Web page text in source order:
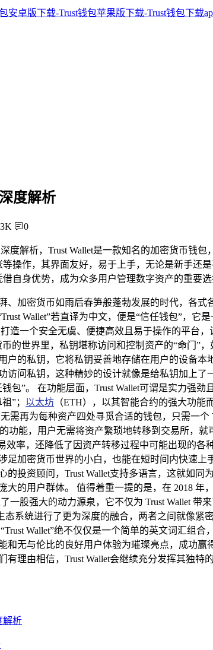
度解析
0
度解析，Trust Wallet是一款知名的加密货币
操作，其界面友好，易于上手，无论是新手还
借自身优势，成为众多用户管理数字资产的重要选
、加密货币如雨后春笋般蓬勃发展的时代，各式
Wallet”若直译为中文，便是“信任钱包”，
造一个安全无虞、便捷高效且易于操作的平台
的世界里，私钥堪称访问和控制资产的“命门”
户的私钥，它将私钥妥善地存储在用户的设备
访问私钥，这种精妙的设计就像是给私钥加上
包”。 在功能层面，Trust Wallet可谓是实力强
”； 以太坊 （ETH），以其智能合约的强大功
需再为每种资产四处寻觅合适的钱包，只需一
功能，用户无需将资产繁琐地转移到交易所，
效率，还降低了因资产转移过程中可能出现的
足加密货币世界的小白，也能在短时间内快速
的投资顾问，Trust Wallet支持多语言，这就如
大的用户群体。 值得着重一提的是，在 2018
一股强大的动力源泉，它不仅为 Trust Wallet
态系统进行了更为深度的融合，两者之间就像
Wallet”绝不仅仅是一个简单的英文词汇组
和无与伦比的良好用户体验为璀璨亮点，成功
有理由相信，Trust Wallet会继续充分发挥其独
解析